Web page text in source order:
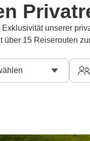
unserer
über 15 Reiserouten